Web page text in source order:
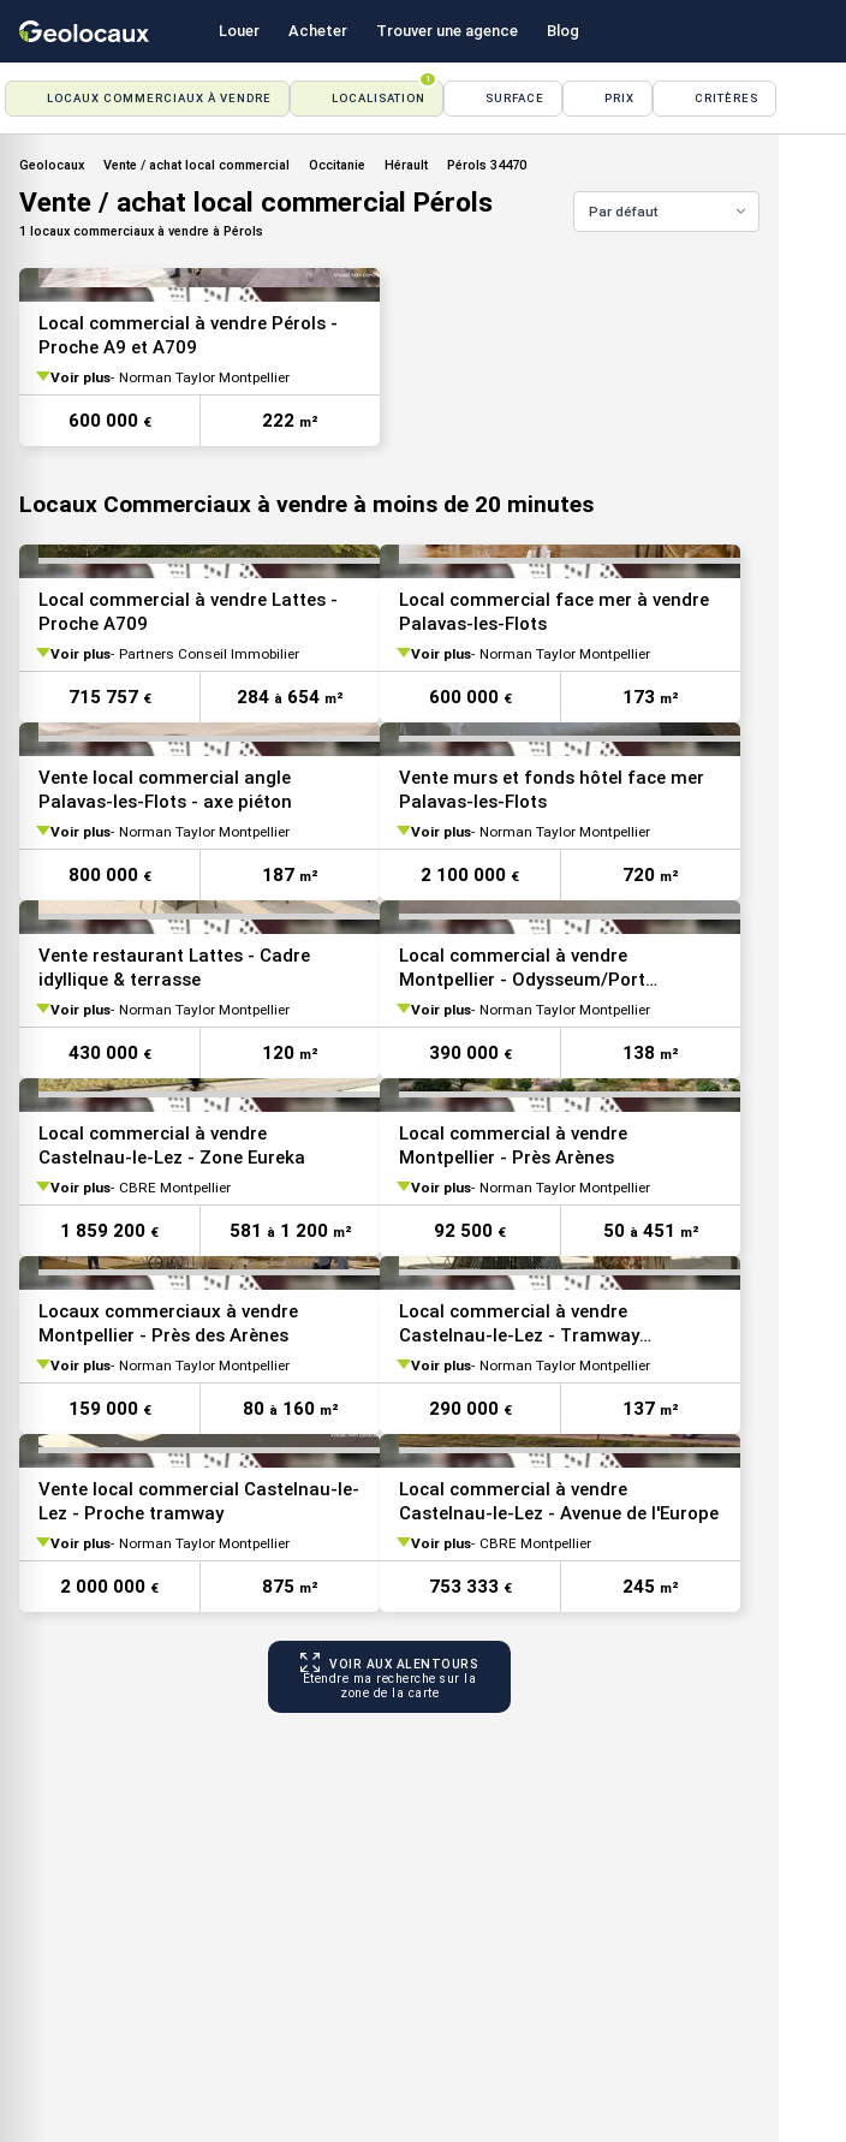
Louer Acheter Trouver une agence Blog
LOCAUX COMMERCIAUX À VENDRE LOCALISATION
1
SURFACE PRIX CRITÈRES
Geolocaux Vente / achat local commercial Occitanie Hérault Pérols 34470
Vente / achat local commercial Pérols
1 locaux commerciaux à vendre à Pérols
Par défaut
Local commercial à vendre Pérols -
Proche A9 et A709
Voir plus Norman Taylor Montpellier
600 000 € 222 m²
Locaux Commerciaux à vendre à moins de 20 minutes
VOIR TOUTES LES PHOTOS
Local commercial à vendre Lattes -
Proche A709
Voir plus Partners Conseil Immobilier
715 757 € 284 à 654 m²
Local commercial face mer à vendre
Palavas-les-Flots
Voir plus Norman Taylor Montpellier
600 000 € 173 m²
VOIR TOUTES LES PHOTOS
Vente local commercial angle
Palavas-les-Flots - axe piéton
Voir plus Norman Taylor Montpellier
800 000 € 187 m²
VOIR TOUTES LES PHOTOS
Vente murs et fonds hôtel face mer
Palavas-les-Flots
Voir plus Norman Taylor Montpellier
2 100 000 € 720 m²
VOIR TOUTES LES PHOTOS
Vente restaurant Lattes - Cadre
idyllique & terrasse
Voir plus Norman Taylor Montpellier
430 000 € 120 m²
VOIR TOUTES LES PHOTOS
Local commercial à vendre
Montpellier - Odysseum/Port
Marianne
Voir plus Norman Taylor Montpellier
390 000 € 138 m²
VOIR TOUTES LES PHOTOS
Local commercial à vendre
Castelnau-le-Lez - Zone Eureka
Voir plus CBRE Montpellier
1 859 200 € 581 à1 200 m²
VOIR TOUTES LES PHOTOS
Local commercial à vendre
Montpellier - Près Arènes
Voir plus Norman Taylor Montpellier
92 500 € 50 à451 m²
VOIR TOUTES LES PHOTOS
Locaux commerciaux à vendre
Montpellier - Près des Arènes
Voir plus Norman Taylor Montpellier
159 000 € 80 à160 m²
VOIR TOUTES LES PHOTOS
Local commercial à vendre
Castelnau-le-Lez - Tramway
immédiat
Voir plus Norman Taylor Montpellier
290 000 € 137 m²
VOIR TOUTES LES PHOTOS
Vente local commercial Castelnau-le-
Lez - Proche tramway
Voir plus Norman Taylor Montpellier
2 000 000 € 875 m²
VOIR TOUTES LES PHOTOS
Local commercial à vendre
Castelnau-le-Lez - Avenue de l'Europe
Voir plus CBRE Montpellier
753 333 € 245 m²
VOIR AUX ALENTOURS
Étendre ma recherche sur la
zone de la carte